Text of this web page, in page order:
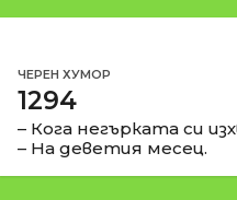
ЧЕРЕН ХУМОР
1294
– Кога негърката си
– На деветия месец.